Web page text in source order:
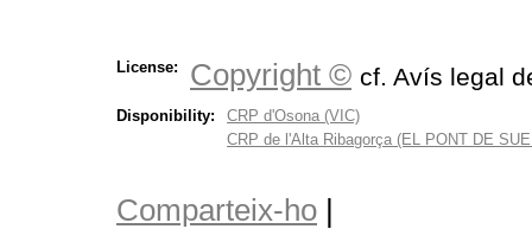
License: Copyright © cf. Avís legal
Disponibility:
CRP d'Osona (VIC)
CRP de l'Alta Ribagorça (EL PONT DE
Comparteix-ho |